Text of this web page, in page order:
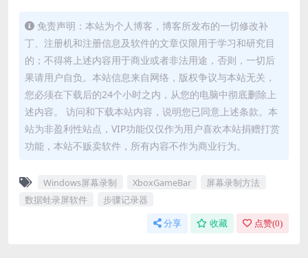
免责声明：本站为个人博客，博客所发布的一切修改补
丁、注册机和注册信息及软件的文章仅限用于学习和研究目
的；不得将上述内容用于商业或者非法用途，否则，一切后
果请用户自负。本站信息来自网络，版权争议与本站无关，
您必须在下载后的24个小时之内，从您的电脑中彻底删除上
述内容。 访问和下载本站内容，说明您已同意上述条款。本
站为非盈利性站点，VIP功能仅仅作为用户喜欢本站捐赠打赏
功能，本站不贩卖软件，所有内容不作为商业行为。
Windows屏幕录制 XboxGameBar
屏幕录制方法
数据蛙录屏软件
步骤记录器
分享 收藏 点赞(0)